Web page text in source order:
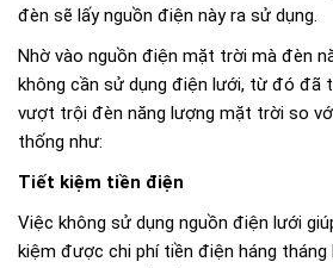
đèn sẽ lấy nguồn điện này ra sử dụng.
Nhờ vào nguồn điện mặt trời mà đèn
không cần sử dụng điện lưới, từ đó đã
vượt trội đèn năng lượng mặt trời so
thống như:
Tiết kiệm tiền điện
Việc không sử dụng nguồn điện lưới
kiệm được chi phí tiền điện háng